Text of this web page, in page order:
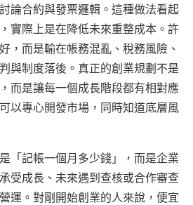
論合約與發票邏輯。這種做法看起
實際上是在降低未來重整成本。許
，而是輸在帳務混亂、稅務風險、
與制度落後。真正的創業規劃不是
而是讓每一個成長階段都有相對應
以專心開發市場，同時知道底層風
「記帳一個月多少錢」，而是企業
受成長、未來遇到查核或合作審查
運。對剛開始創業的人來說，便宜